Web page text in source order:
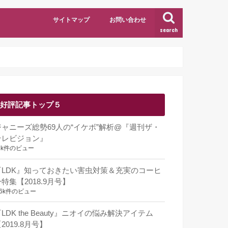
search
サイトマップ お問い合わせ
好評記事トップ５
ニーズ総勢69人の“イケボ”解析@『週刊ザ・
ビジョン』
件のビュー
LDK』知っておきたい害虫対策＆充実のコーヒ
集【2018.9月号】
件のビュー
LDK the Beauty』ニオイの悩み解決アイテム
月号】